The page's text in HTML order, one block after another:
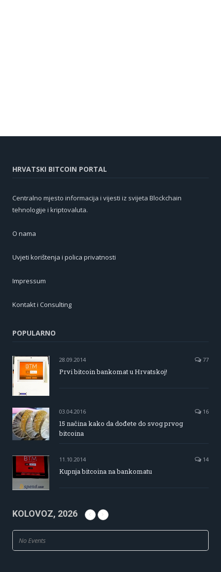
HRVATSKI BITCOIN PORTAL
Centralno mjesto informacija i vijesti iz svijeta Blockchain
tehnologije i kriptovaluta.
O nama
Uvjeti korištenja i polica privatnosti
Impressum
Kontakt i Consulting
POPULARNO
28.09.2014 77
Prvi bitcoin bankomat u Hrvatskoj!
03.04.2016 16
15 načina kako da dođete do svog prvog
bitcoina
11.10.2014 14
Kupnja bitcoina na bankomatu
KOLOVOZ, 2026
No Events